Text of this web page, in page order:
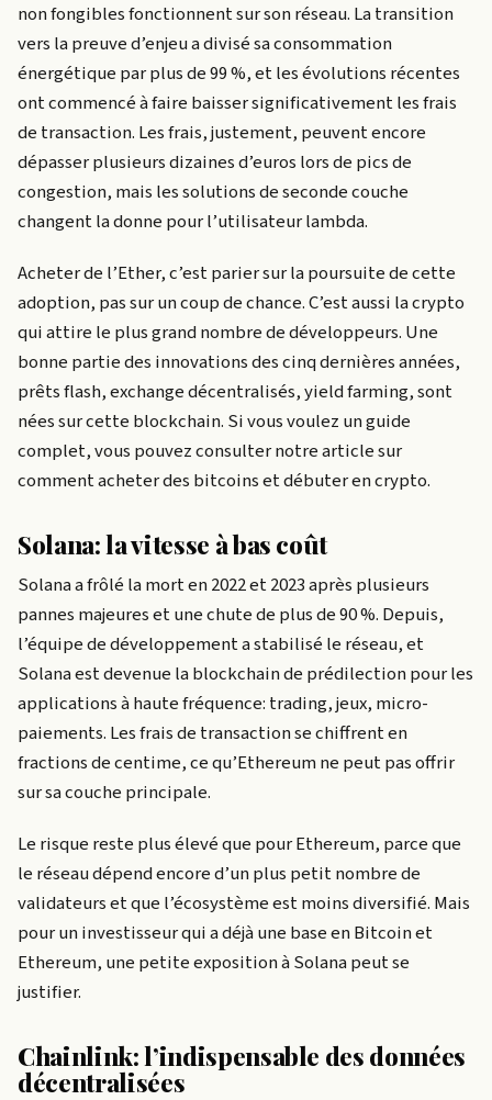
non fongibles fonctionnent sur son réseau. La transition
vers la preuve d’enjeu a divisé sa consommation
énergétique par plus de 99 %, et les évolutions récentes
ont commencé à faire baisser significativement les frais
de transaction. Les frais, justement, peuvent encore
dépasser plusieurs dizaines d’euros lors de pics de
congestion, mais les solutions de seconde couche
changent la donne pour l’utilisateur lambda.
Acheter de l’Ether, c’est parier sur la poursuite de cette
adoption, pas sur un coup de chance. C’est aussi la crypto
qui attire le plus grand nombre de développeurs. Une
bonne partie des innovations des cinq dernières années,
prêts flash, exchange décentralisés, yield farming, sont
nées sur cette blockchain. Si vous voulez un guide
complet, vous pouvez consulter notre article sur
comment acheter des bitcoins et débuter en crypto.
Solana: la vitesse à bas coût
Solana a frôlé la mort en 2022 et 2023 après plusieurs
pannes majeures et une chute de plus de 90 %. Depuis,
l’équipe de développement a stabilisé le réseau, et
Solana est devenue la blockchain de prédilection pour les
applications à haute fréquence: trading, jeux, micro-
paiements. Les frais de transaction se chiffrent en
fractions de centime, ce qu’Ethereum ne peut pas offrir
sur sa couche principale.
Le risque reste plus élevé que pour Ethereum, parce que
le réseau dépend encore d’un plus petit nombre de
validateurs et que l’écosystème est moins diversifié. Mais
pour un investisseur qui a déjà une base en Bitcoin et
Ethereum, une petite exposition à Solana peut se
justifier.
Chainlink: l’indispensable des données
décentralisées